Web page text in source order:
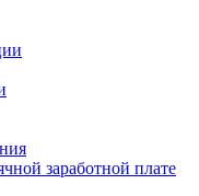
заработной плате